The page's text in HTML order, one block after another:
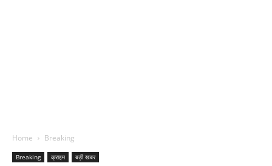
Home Breaking
Breaking क्राइम बड़ी खबर